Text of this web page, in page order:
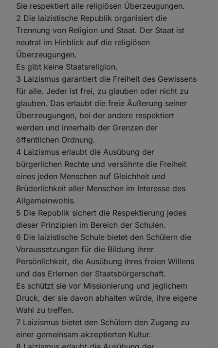
Sie respektiert alle religiösen Überzeugungen.
2 Die laizistische Republik organisiert die
Trennung von Religion und Staat. Der Staat ist
neutral im Hinblick auf die religiösen
Überzeugungen.
Es gibt keine Staatsreligion.
3 Laizismus garantiert die Freiheit des Gewissens
für alle. Jeder ist frei, zu glauben oder nicht zu
glauben. Das erlaubt die freie Äußerung seiner
Überzeugungen, bei der andere respektiert
werden und innerhalb der Grenzen der
öffentlichen Ordnung.
4 Laizismus erlaubt die Ausübung der
bürgerlichen Rechte und versöhnte die Freiheit
eines jeden Menschen auf Gleichheit und
Brüderlichkeit aller Menschen im Interesse des
Allgemeinwohls.
5 Die Republik sichert die Respektierung jedes
dieser Prinzipien im Bereich der Schulen.
6 Die laizistische Schule bietet den Schülern die
Voraussetzungen für die Bildung ihrer
Persönlichkeit, die Ausübung ihres freien Willens
und das Erlernen der Staatsbürgerschaft.
Es schützt sie vor Missionierung und jeglichem
Druck, der sie davon abhalten würde, ihre eigene
Wahl zu treffen.
7 Laizismus bietet den Schülern den Zugang zu
einer gemeinsam akzeptierten Kultur.